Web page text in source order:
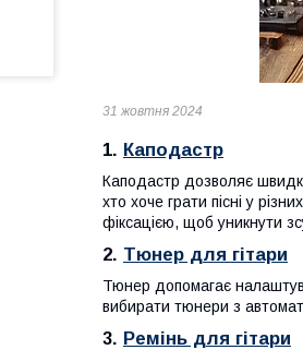
31 жовтня 2024
1. Каподастр
Каподастр дозволяє
хто хоче грати пісні у
фіксацією, щоб уникнути
2. Тюнер для гітари
Тюнер допомагає
вибирати тюнери з
3. Ремінь для гітари